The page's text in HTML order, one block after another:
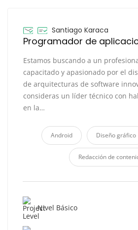
Santiago Karaca
Programador de
Estamos buscando a un
capacitado y apasionado por el
de arquitecturas de software
consideras un líder técnico con
en la…
Android Diseño gráfico
Redacción de
Nivel Básico